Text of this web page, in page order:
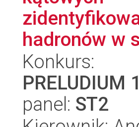
hadronów w
Konkurs:
PRELUDIUM
panel: ST2